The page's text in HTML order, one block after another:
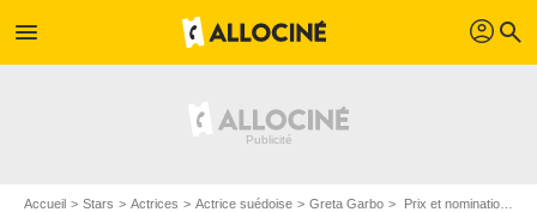
menu profil search
Accueil Stars Actrices Actrice suédoise Greta Garbo Prix et nominations de Greta Garbo